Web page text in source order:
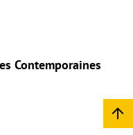
Contemporaines